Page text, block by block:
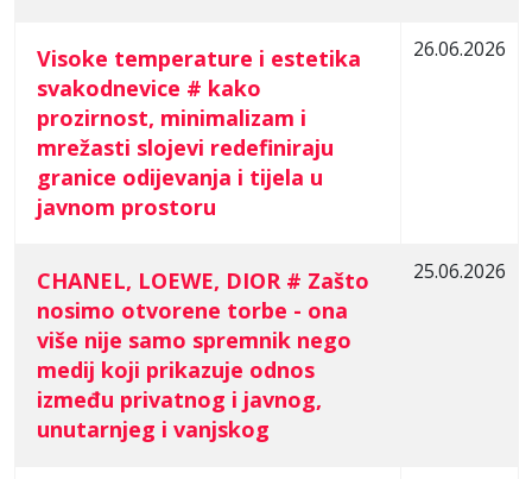
Visoke temperature i estetika
svakodnevice # kako
prozirnost, minimalizam i
mrežasti slojevi redefiniraju
granice odijevanja i tijela u
javnom prostoru
26.06.2026
CHANEL, LOEWE, DIOR # Zašto
nosimo otvorene torbe - ona
više nije samo spremnik nego
medij koji prikazuje odnos
između privatnog i javnog,
unutarnjeg i vanjskog
25.06.2026